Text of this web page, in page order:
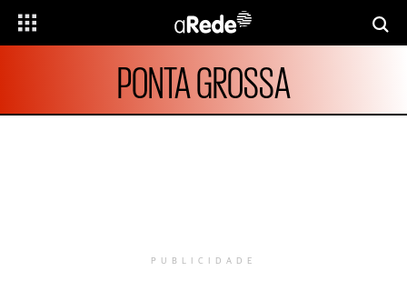
PONTA GROSSA
PUBLICIDADE